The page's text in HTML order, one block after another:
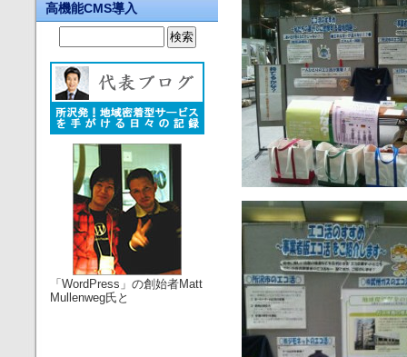
高機能CMS導入
「WordPress」の創始者Matt
Mullenweg氏と